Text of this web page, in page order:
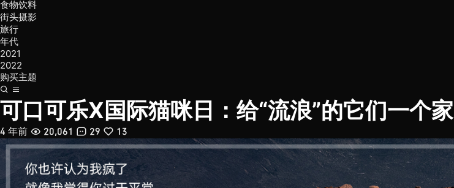
食物饮料
街头摄影
旅行
年代
2021
2022
购买主题
可口可乐X国际猫咪日：给“流浪”的它们一个家
4 年前 20,061 29 13